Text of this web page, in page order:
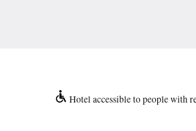
Hotel accessible to people with